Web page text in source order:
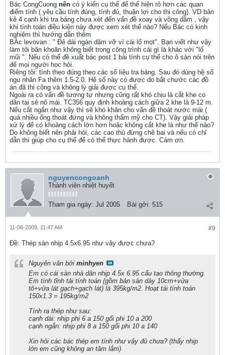
Bác CongCuong nên có ý kiến cụ thể để thể hiện rỏ hơn các quan
điểm tính ( yêu cầu tính đúng, tính đủ, thuận lợi cho thi công). VD bản
kê 4 cạnh khi tra bảng chưa xét đến vấn đề xoay và võng dầm , vậy
khi tính toán điều kiện này được xem xét thế nào? Nếu Bác có kinh
nghiệm thì hướng dẫn thêm
BÁc levovan : " Đê dài ngàn dặm vỡ vì cái lổ mọt". Bạn viết như vậy
làm tôi băn khoăn không biết trong công trình cái gì là khác với "lổ
mũi ". Nếu có thể đề xuất bác post 1 bài tính cụ thể cho ô sàn nói trên
để mọi người học hỏi.
Riêng tôi: tính theo đúng theo các số liệu tra bảng. Sau đó dùng hệ số
ngu nhân Fa thêm 1.5-2.0. Hệ số này có được do bắt chước các đồ
án đã thi công và không lý giải được cụ thể.
Ngoài ra có vấn đề tương tự nhưng cũng rất khó chịu là cắt khe co
dãn tại sê nô mái. TC356 quy định khoảng cách giữa 2 khe là 9-12 m.
Nếu cắt ngắn như vậy thì sẽ khó khăn cho vấn đề thoát nước mái (
quá nhiều ống thoát đứng và không thẩm mỹ cho CT). Vậy giải pháp
xử lý để có khoảng cách lớn hơn hoặc không cắt khe là như thế nào?
Do không biết nên phải hỏi, các cao thủ đừng chê bai và nếu có chỉ
dẫn thì giúp cho cụ thể để có thể thực hành được. Cám ơn.
nguyencongoanh
Thành viên nhiệt huyết
Tham gia ngày: Jul 2005 Bài gởi: 515
#9
11-06-2009, 11:47 AM
Ðề: Thép sàn nhịp 4.5x6.95 như vậy được chưa?
Nguyên văn bởi minhyen
Em có cái sàn nhà dân nhịp 4.5x 6.95 cấu tạo thông thường.
Em tính tĩnh tải tính toán (gồm bản sàn dày 10cm+vửa
tô+vửa lát gạch+gạch lát) là 395kg/m2. Hoạt tải tính toán
150x1.3 = 195kg/m2
Tính ra thép như sau:
cạnh dài: nhịp phi 6 a 150 gối phi 10 a 200
cạnh ngắn: nhịp phi 8 a 150 gối phi 10 a 140
Xin hỏi các bác thép em tính như vậy đủ chưa? (thấy nhịp
lớn em cũng không an tâm lắm)